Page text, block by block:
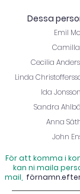
Dessa
Emil
Cecilia
Linda
Ida
Sandra
Anna
John
För att komma i
kan ni maila
mail, fö